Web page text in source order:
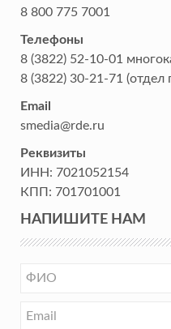
8 800 775 7001
Телефоны
8 (3822) 52-10-01
8 (3822) 30-21-71 (отдел
Email
smedia@rde.ru
Реквизиты
ИНН: 7021052154
КПП: 701701001
НАПИШИТЕ НАМ